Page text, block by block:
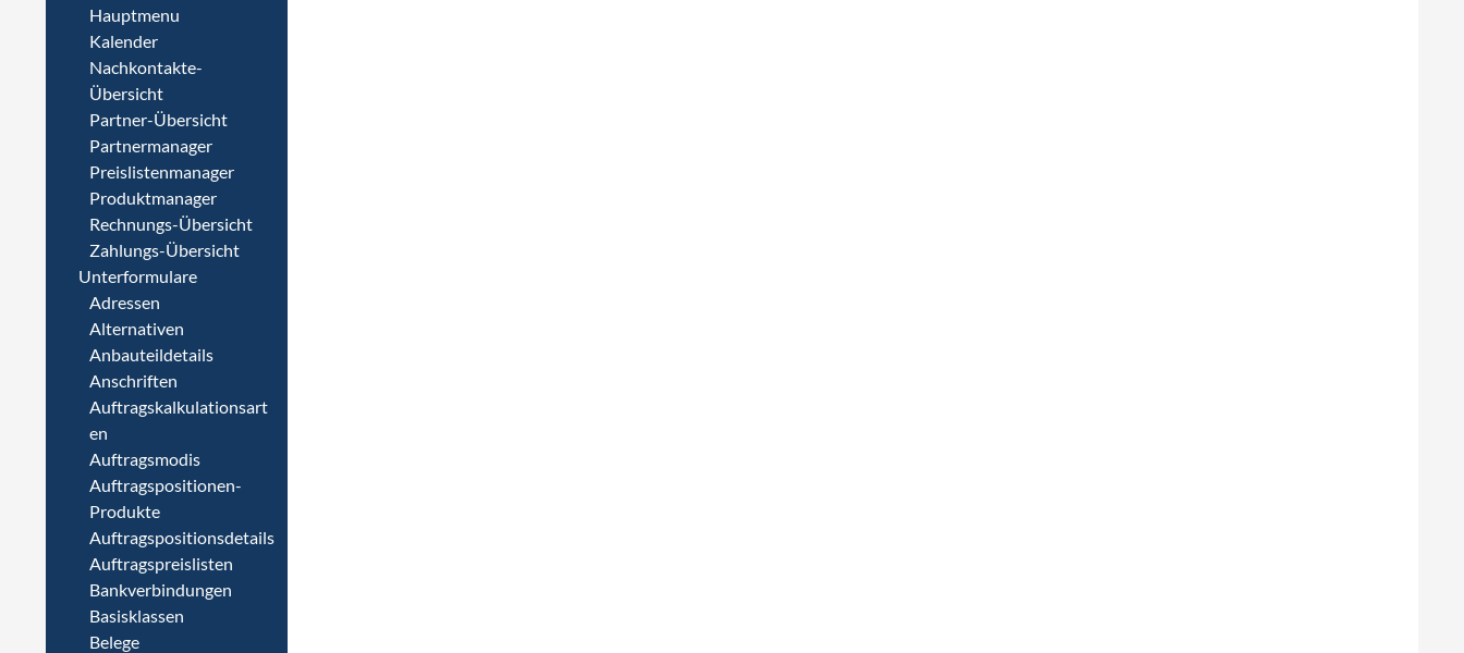
Hauptmenu
Kalender
Nachkontakte-
Übersicht
Partner-Übersicht
Partnermanager
Preislistenmanager
Produktmanager
Rechnungs-Übersicht
Zahlungs-Übersicht
Unterformulare
Adressen
Alternativen
Anbauteildetails
Anschriften
Auftragskalkulationsart
en
Auftragsmodis
Auftragspositionen-
Produkte
Auftragspositionsdetails
Auftragspreislisten
Bankverbindungen
Basisklassen
Belege